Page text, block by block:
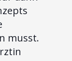
musst.